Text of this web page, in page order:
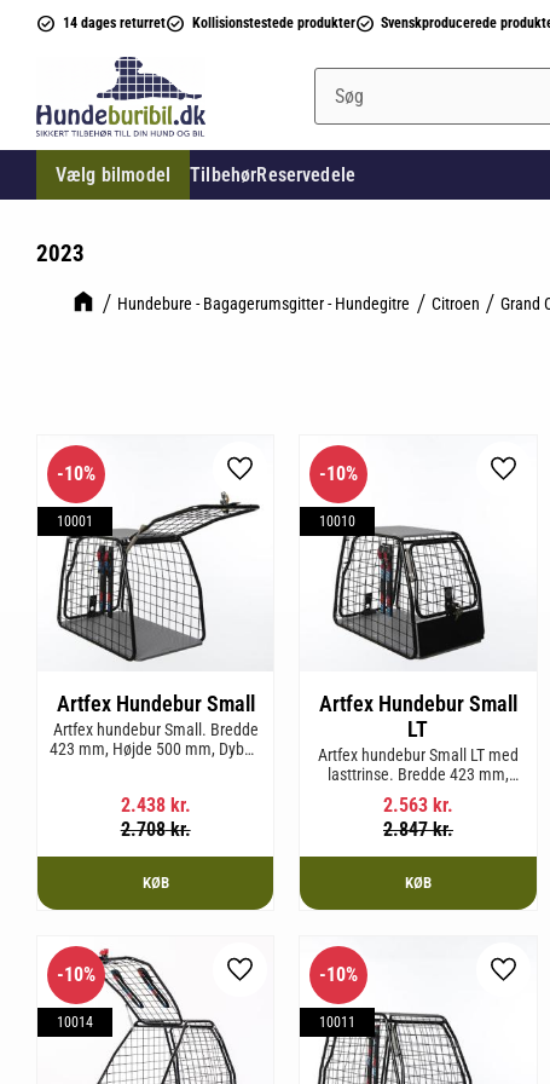
14 dages returret Kollisionstestede produkter Svenskproducerede
Vælg bilmodel TilbehørReservedele
2023
Hundebure - Bagagerumsgitter - Hundegitre Citroen Grand
Artfex Hundebur Small
Artfex hundebur Small. Bredde
423 mm, Højde 500 mm, Dybde
2.438kr.
2.708kr.
10%
10001
Gem som favorit
KØB
Artfex Hundebur Small
LT
Artfex hundebur Small LT med
lasttrinse. Bredde 423 mm,
Højde 500 mm, Dybde 670 mm
og vægt 12,9 kg.
2.563kr.
2.847kr.
10%
10010
Gem
KØB
10%
10014
Gem som favorit
10%
10011
Gem